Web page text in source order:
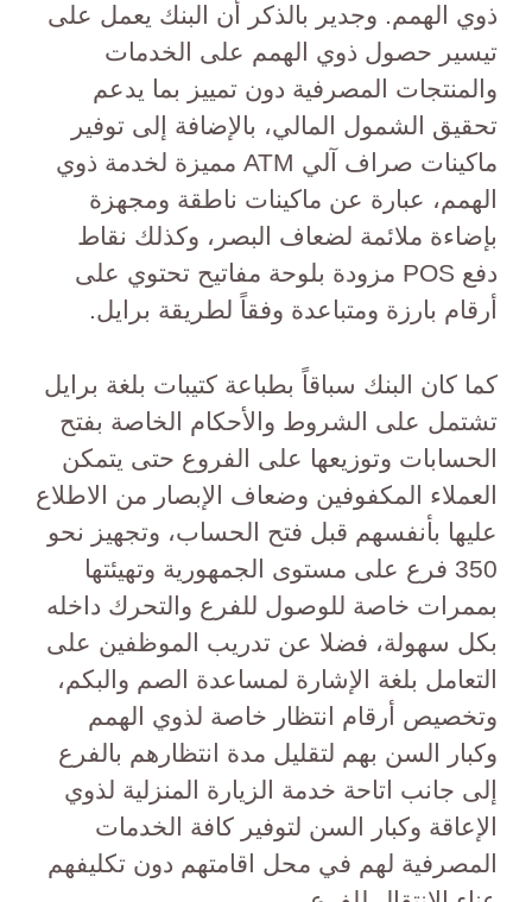
ذوي الهمم. وجدير بالذكر أن البنك يعمل على
تيسير حصول ذوي الهمم على الخدمات
والمنتجات المصرفية دون تمييز بما يدعم
تحقيق الشمول المالي، بالإضافة إلى توفير
ماكينات صراف آلي ATM مميزة لخدمة ذوي
الهمم، عبارة عن ماكينات ناطقة ومجهزة
بإضاءة ملائمة لضعاف البصر، وكذلك نقاط
دفع POS مزودة بلوحة مفاتيح تحتوي على
أرقام بارزة ومتباعدة وفقاً لطريقة برايل.
كما كان البنك سباقاً بطباعة كتيبات بلغة برايل
تشتمل على الشروط والأحكام الخاصة بفتح
الحسابات وتوزيعها على الفروع حتى يتمكن
العملاء المكفوفين وضعاف الإبصار من الاطلاع
عليها بأنفسهم قبل فتح الحساب، وتجهيز نحو
350 فرع على مستوى الجمهورية وتهيئتها
بممرات خاصة للوصول للفرع والتحرك داخله
بكل سهولة، فضلا عن تدريب الموظفين على
التعامل بلغة الإشارة لمساعدة الصم والبكم،
وتخصيص أرقام انتظار خاصة لذوي الهمم
وكبار السن بهم لتقليل مدة انتظارهم بالفرع
إلى جانب اتاحة خدمة الزيارة المنزلية لذوي
الإعاقة وكبار السن لتوفير كافة الخدمات
المصرفية لهم في محل اقامتهم دون تكليفهم